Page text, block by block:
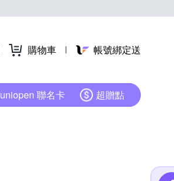
購物車 帳號綁定送
uniopen 聯名卡 超贈點